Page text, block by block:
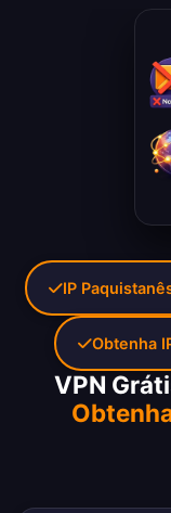
VPN
IP
Obtenha